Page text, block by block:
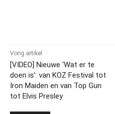
Vorig artikel
[VIDEO] Nieuwe ‘Wat er te
doen is’: van KOZ Festival tot
Iron Maiden en van Top Gun
tot Elvis Presley